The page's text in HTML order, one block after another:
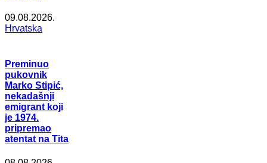
09.08.2026.
Hrvatska
Preminuo
pukovnik
Marko Stipić,
nekadašnji
emigrant koji
je 1974.
pripremao
atentat na Tita